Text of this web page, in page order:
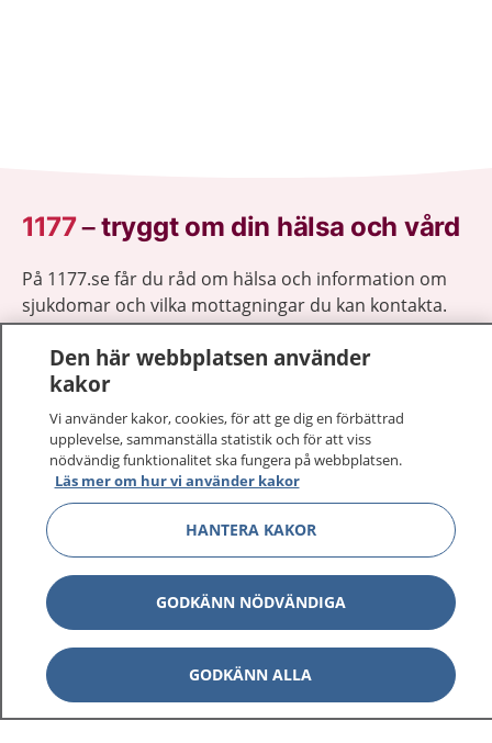
1177–tryggt om din hälsa och vård
På 1177.se får du råd om hälsa och information om
sjukdomar och vilka mottagningar du kan kontakta.
Logga in för att läsa din journal och göra dina
vårdärenden. Ring telefonnummer 1177 för
sjukvårdsrådgivning dygnet runt.
1177 ger dig råd när du vill må bättre.
1177 på flera språk Visa
Om 1177 Visa
Kontakt Visa
Den här webbplatsen använder
kakor
Vi använder kakor, cookies, för att ge dig en förbättrad
upplevelse, sammanställa statistik och för att viss
nödvändig funktionalitet ska fungera på webbplatsen.
Läs mer om hur vi använder kakor
HANTERA KAKOR
GODKÄNN NÖDVÄNDIGA
GODKÄNN ALLA